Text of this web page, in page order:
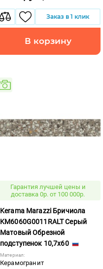
Заказ в 1 клик
В корзину
Гарантия лучшей цены и
доставка 0р. от 100 000р.
Kerama Marazzi Бричиола
KM6060G0011RALT Серый
Матовый Обрезной
подступенок 10,7x60
Материал:
Керамогранит